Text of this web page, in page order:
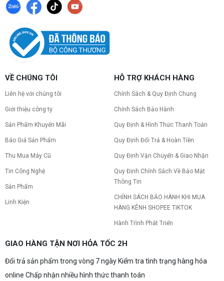
VỀ CHÚNG TÔI
Liên hệ với chúng tôi
Giới thiệu công ty
Sản Phẩm Khuyến Mãi
Báo Giá Sản Phẩm
Thu Mua Máy Cũ
Tin Công Nghệ
Sản Phẩm
Linh Kiện
HỖ TRỢ KHÁCH HÀNG
Chính Sách & Quy Định Chung
Chính Sách Bảo Hành
Quy Định & Hình Thức Thanh Toán
Quy Định Đổi Trả & Hoàn Tiền
Quy Định Vận Chuyển & Giao Nhận
Quy Định Chính Sách Về Bảo Mật
Thông Tin
CHÍNH SÁCH BẢO HÀNH KHI MUA
HÀNG KÊNH SHOPEE TIKTOK
Hành Trình Phát Triển
GIAO HÀNG TẬN NƠI HỎA TỐC 2H
Đổi trả sản phẩm trong vòng 7 ngày Kiểm tra tình trạng hàng hóa
online Chấp nhận nhiều hình thức thanh toán